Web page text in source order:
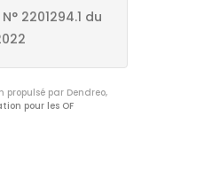
2201294.1 du
par Dendreo,
pour les OF